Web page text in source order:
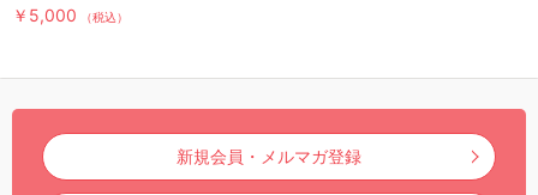
￥5,000 （税込）
新規会員・メルマガ登録